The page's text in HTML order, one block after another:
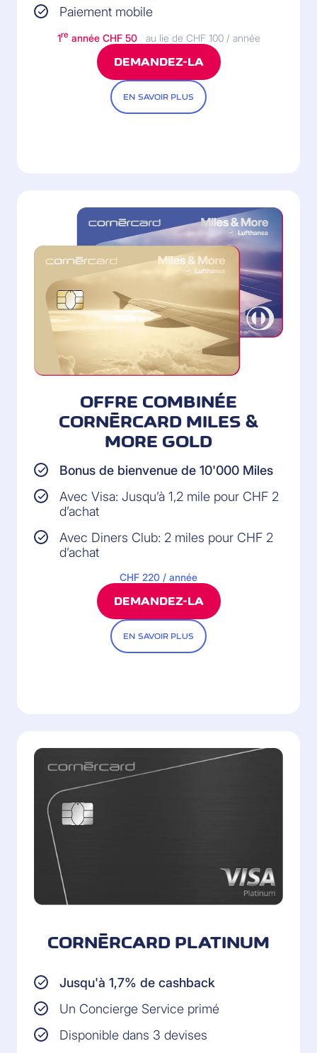
Paiement mobile
1re année CHF 50 au lie de CHF 100 / année
DEMANDEZ-LA
EN SAVOIR PLUS
OFFRE COMBINÉE
CORNÈRCARD MILES &
MORE GOLD
Bonus de bienvenue de 10'000 Miles
Avec Visa: Jusqu’à 1,2 mile pour CHF 2
d’achat
Avec Diners Club: 2 miles pour CHF 2
d’achat
CHF 220 / année
DEMANDEZ-LA
EN SAVOIR PLUS
CORNÈRCARD PLATINUM
Jusqu'à 1,7% de cashback
Un Concierge Service primé
Disponible dans 3 devises